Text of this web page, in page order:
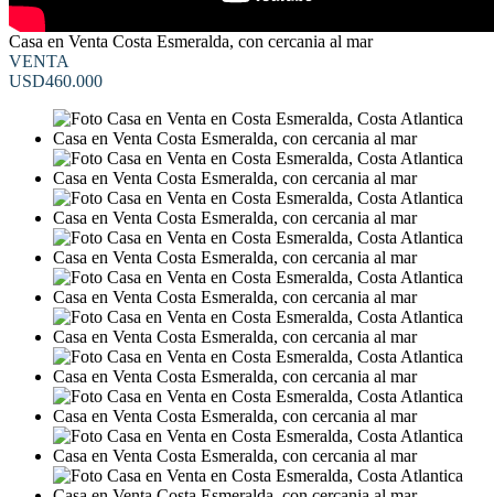
Casa en Venta Costa Esmeralda, con cercania al mar
VENTA
USD460.000